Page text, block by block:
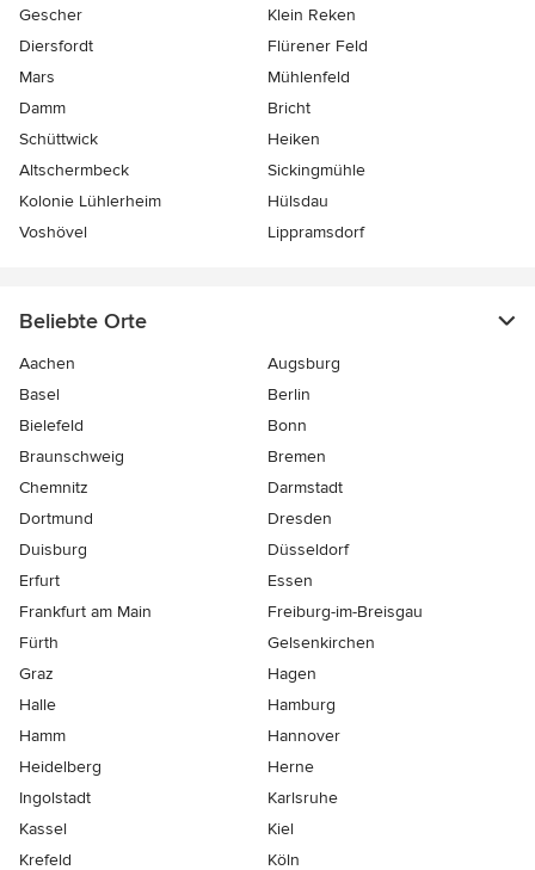
Gescher
Klein Reken
Diersfordt
Flürener Feld
Mars
Mühlenfeld
Damm
Bricht
Schüttwick
Heiken
Altschermbeck
Sickingmühle
Kolonie Lühlerheim
Hülsdau
Voshövel
Lippramsdorf
Beliebte Orte
Aachen
Augsburg
Basel
Berlin
Bielefeld
Bonn
Braunschweig
Bremen
Chemnitz
Darmstadt
Dortmund
Dresden
Duisburg
Düsseldorf
Erfurt
Essen
Frankfurt am Main
Freiburg-im-Breisgau
Fürth
Gelsenkirchen
Graz
Hagen
Halle
Hamburg
Hamm
Hannover
Heidelberg
Herne
Ingolstadt
Karlsruhe
Kassel
Kiel
Krefeld
Köln